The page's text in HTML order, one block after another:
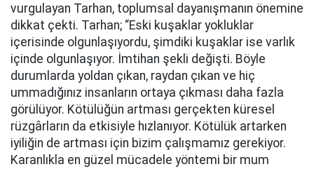
vurgulayan Tarhan, toplumsal dayanışmanın önemine
dikkat çekti. Tarhan; “Eski kuşaklar yokluklar
içerisinde olgunlaşıyordu, şimdiki kuşaklar ise varlık
içinde olgunlaşıyor. İmtihan şekli değişti. Böyle
durumlarda yoldan çıkan, raydan çıkan ve hiç
ummadığınız insanların ortaya çıkması daha fazla
görülüyor. Kötülüğün artması gerçekten küresel
rüzgârların da etkisiyle hızlanıyor. Kötülük artarken
iyiliğin de artması için bizim çalışmamız gerekiyor.
Karanlıkla en güzel mücadele yöntemi bir mum